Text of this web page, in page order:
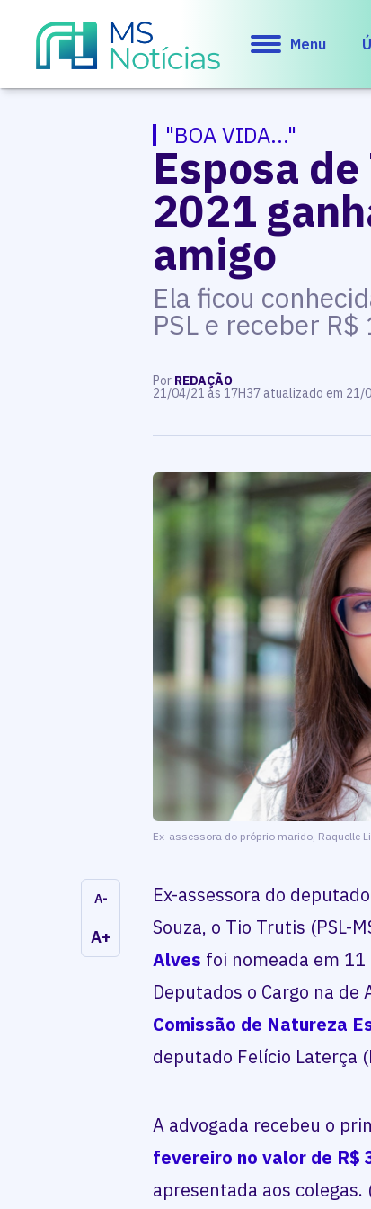
Menu
"BOA VIDA..."
Esposa
2021
amigo
Ela ficou
PSL e receber
Por REDAÇÃO
21/04/21 às 17H37 atualizado em 21/
Ex-assessora do próprio marido, Raquelle
A-
A+
Ex-assessora do
Souza, o Tio Trutis (PSL-
Alves foi nomeada em
Deputados o Cargo na de
Comissão de Natureza
deputado Felício Laterça
A advogada recebeu o
fevereiro no valor de R$
apresentada aos colegas.